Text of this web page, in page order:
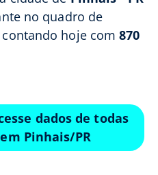
no quadro de
hoje com870
dados de todas
Pinhais/PR